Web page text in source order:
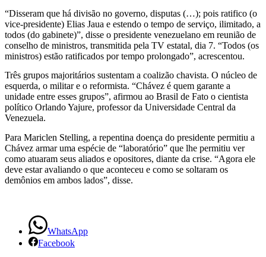
“Disseram que há divisão no governo, disputas (…); pois ratifico (o
vice-presidente) Elias Jaua e estendo o tempo de serviço, ilimitado, a
todos (do gabinete)”, disse o presidente venezuelano em reunião de
conselho de ministros, transmitida pela TV estatal, dia 7. “Todos (os
ministros) estão ratificados por tempo prolongado”, acrescentou.
Três grupos majoritários sustentam a coalizão chavista. O núcleo de
esquerda, o militar e o reformista. “Chávez é quem garante a
unidade entre esses grupos”, afirmou ao Brasil de Fato o cientista
político Orlando Yajure, professor da Universidade Central da
Venezuela.
Para Mariclen Stelling, a repentina doença do presidente permitiu a
Chávez armar uma espécie de “laboratório” que lhe permitiu ver
como atuaram seus aliados e opositores, diante da crise. “Agora ele
deve estar avaliando o que aconteceu e como se soltaram os
demônios em ambos lados”, disse.
WhatsApp
Facebook